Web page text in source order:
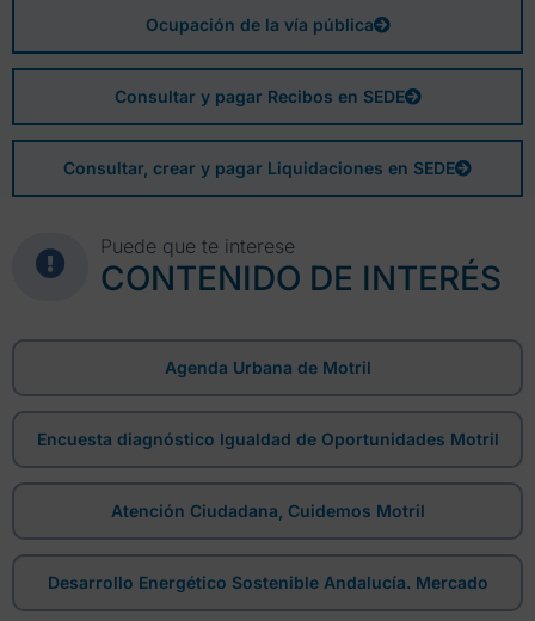
Ocupación de la vía pública
Consultar y pagar Recibos en SEDE
Consultar, crear y pagar Liquidaciones en SEDE
Puede que te interese
CONTENIDO DE INTERÉS
Agenda Urbana de Motril
Encuesta diagnóstico Igualdad de Oportunidades Motril
Atención Ciudadana, Cuidemos Motril
Desarrollo Energético Sostenible Andalucía. Mercado